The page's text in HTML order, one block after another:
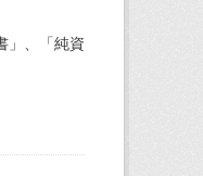
」、「純資